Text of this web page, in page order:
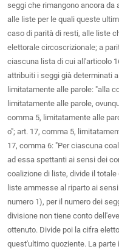
seggi che rimangono ancora
alle liste per le quali queste
caso di parità di resti, alle liste
elettorale circoscrizionale; a
ciascuna lista di cui all'articolo
attribuiti i seggi già determinati
limitatamente alle parole: "alla
limitatamente alle parole,
comma 5, limitatamente alle
o"; art. 17, comma 5,
17, comma 6: "Per ciascuna
ad essa spettanti ai sensi dei
coalizione di liste, divide il
liste ammesse al riparto ai
numero 1), per il numero dei
divisione non tiene conto
ottenuto. Divide poi la cifra
quest'ultimo quoziente. La